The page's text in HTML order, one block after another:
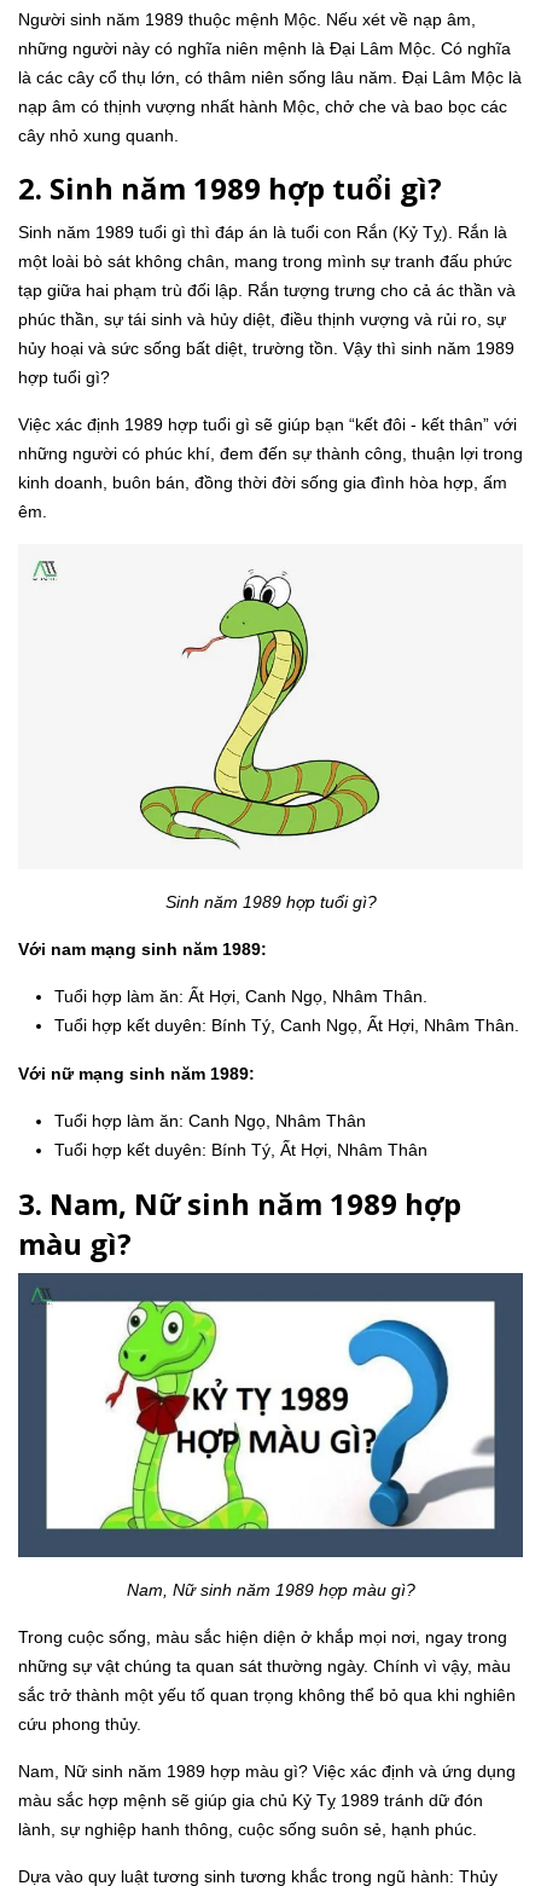
Người sinh năm 1989 thuộc mệnh Mộc. Nếu xét về nạp âm,
những người này có nghĩa niên mệnh là Đại Lâm Mộc. Có nghĩa
là các cây cổ thụ lớn, có thâm niên sống lâu năm. Đại Lâm Mộc là
nạp âm có thịnh vượng nhất hành Mộc, chở che và bao bọc các
cây nhỏ xung quanh.
2. Sinh năm 1989 hợp tuổi gì?
Sinh năm 1989 tuổi gì thì đáp án là tuổi con Rắn (Kỷ Tỵ). Rắn là
một loài bò sát không chân, mang trong mình sự tranh đấu phức
tạp giữa hai phạm trù đối lập. Rắn tượng trưng cho cả ác thần và
phúc thần, sự tái sinh và hủy diệt, điều thịnh vượng và rủi ro, sự
hủy hoại và sức sống bất diệt, trường tồn. Vậy thì sinh năm 1989
hợp tuổi gì?
Việc xác định 1989 hợp tuổi gì sẽ giúp bạn “kết đôi - kết thân” với
những người có phúc khí, đem đến sự thành công, thuận lợi trong
kinh doanh, buôn bán, đồng thời đời sống gia đình hòa hợp, ấm
êm.
Sinh năm 1989 hợp tuổi gì?
Với nam mạng sinh năm 1989:
Tuổi hợp làm ăn: Ất Hợi, Canh Ngọ, Nhâm Thân.
Tuổi hợp kết duyên: Bính Tý, Canh Ngọ, Ất Hợi, Nhâm Thân.
Với nữ mạng sinh năm 1989:
Tuổi hợp làm ăn: Canh Ngọ, Nhâm Thân
Tuổi hợp kết duyên: Bính Tý, Ất Hợi, Nhâm Thân
3. Nam, Nữ sinh năm 1989 hợp
màu gì?
Nam, Nữ sinh năm 1989 hợp màu gì?
Trong cuộc sống, màu sắc hiện diện ở khắp mọi nơi, ngay trong
những sự vật chúng ta quan sát thường ngày. Chính vì vậy, màu
sắc trở thành một yếu tố quan trọng không thể bỏ qua khi nghiên
cứu phong thủy.
Nam, Nữ sinh năm 1989 hợp màu gì? Việc xác định và ứng dụng
màu sắc hợp mệnh sẽ giúp gia chủ Kỷ Tỵ 1989 tránh dữ đón
lành, sự nghiệp hanh thông, cuộc sống suôn sẻ, hạnh phúc.
Dựa vào quy luật tương sinh tương khắc trong ngũ hành: Thủy